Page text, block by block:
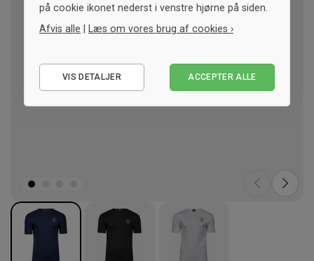
på cookie ikonet nederst i venstre hjørne på siden.
Afvis alle
Læs om vores brug af cookies ›
Statistiske
VIS DETALJER ACCEPTER ALLE